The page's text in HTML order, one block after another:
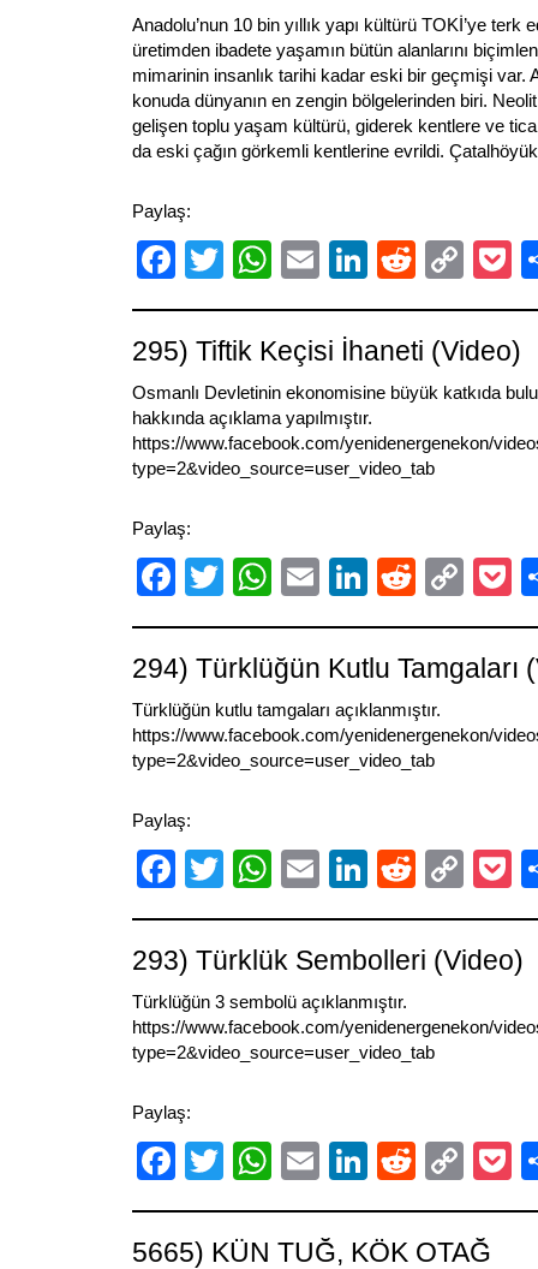
Anadolu’nun 10 bin yıllık yapı kültürü TOKİ’ye
üretimden ibadete yaşamın bütün alanlarını
mimarinin insanlık tarihi kadar eski bir geçmişi var.
konuda dünyanın en zengin bölgelerinden biri.
gelişen toplu yaşam kültürü, giderek kentlere ve
da eski çağın görkemli kentlerine evrildi.
Paylaş:
Facebook
TwitterWhatsApp
EmailLinkedIn
Reddit
Link
295) Tiftik Keçisi İhaneti (Video)
Osmanlı Devletinin ekonomisine büyük katkıda
hakkında açıklama yapılmıştır.
https://www.facebook.com/yenidenergenekon/
type=2&video_source=user_video_tab
Paylaş:
Facebook
TwitterWhatsApp
EmailLinkedIn
Reddit
Link
294) Türklüğün Kutlu Tamgaları
Türklüğün kutlu tamgaları açıklanmıştır.
https://www.facebook.com/yenidenergenekon/
type=2&video_source=user_video_tab
Paylaş:
Facebook
TwitterWhatsApp
EmailLinkedIn
Reddit
Link
293) Türklük Sembolleri (Video)
Türklüğün 3 sembolü açıklanmıştır.
https://www.facebook.com/yenidenergenekon/
type=2&video_source=user_video_tab
Paylaş:
Facebook
TwitterWhatsApp
EmailLinkedIn
Reddit
Link
5665) KÜN TUĞ, KÖK OTAĞ